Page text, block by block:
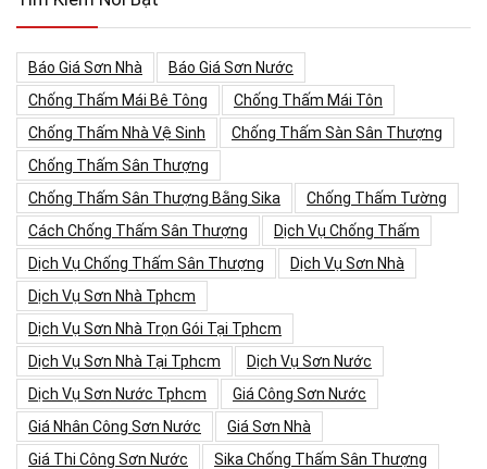
Báo Giá Sơn Nhà
Báo Giá Sơn Nước
Chống Thấm Mái Bê Tông
Chống Thấm Mái Tôn
Chống Thấm Nhà Vệ Sinh
Chống Thấm Sàn Sân Thượng
Chống Thấm Sân Thượng
Chống Thấm Sân Thượng Bằng Sika
Chống Thấm Tường
Cách Chống Thấm Sân Thượng
Dịch Vụ Chống Thấm
Dịch Vụ Chống Thấm Sân Thượng
Dịch Vụ Sơn Nhà
Dịch Vụ Sơn Nhà Tphcm
Dịch Vụ Sơn Nhà Trọn Gói Tại Tphcm
Dịch Vụ Sơn Nhà Tại Tphcm
Dịch Vụ Sơn Nước
Dịch Vụ Sơn Nước Tphcm
Giá Công Sơn Nước
Giá Nhân Công Sơn Nước
Giá Sơn Nhà
Giá Thi Công Sơn Nước
Sika Chống Thấm Sân Thượng